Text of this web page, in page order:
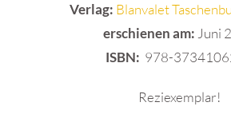
Verlag: Blanvalet
erschienen am: Juni
ISBN: 978-
Reziexemplar!